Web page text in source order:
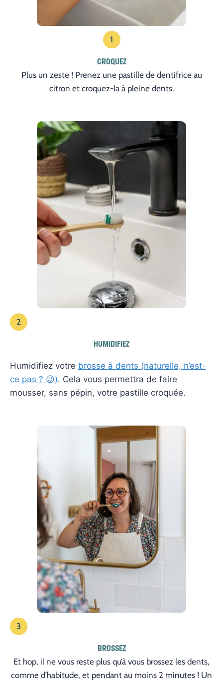
1
CROQUEZ
Plus un zeste ! Prenez une pastille de dentifrice au
citron et croquez-la à pleine dents.
2
HUMIDIFIEZ
Humidifiez votre brosse à dents (naturelle, n’est-
ce pas ? 😉). Cela vous permettra de faire
mousser, sans pépin, votre pastille croquée.
3
BROSSEZ
Et hop, il ne vous reste plus qu’à vous brossez les dents,
comme d’habitude, et pendant au moins 2 minutes ! Un